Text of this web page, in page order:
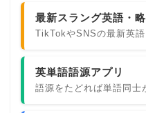
最新スラング英語・
TikTokやSNSの最新英
英単語語源アプリ
語源をたどれば単語同